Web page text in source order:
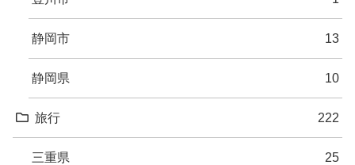
静岡市 13
静岡県 10
旅行 222
三重県 25